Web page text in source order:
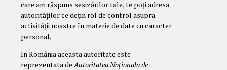
care am răspuns sesizărilor tale, te poți adresa
autorităților ce dețin rol de control asupra
activității noastre în materie de date cu caracter
personal.
În România aceasta autoritate este
reprezentata deAutoritatea Naționala de